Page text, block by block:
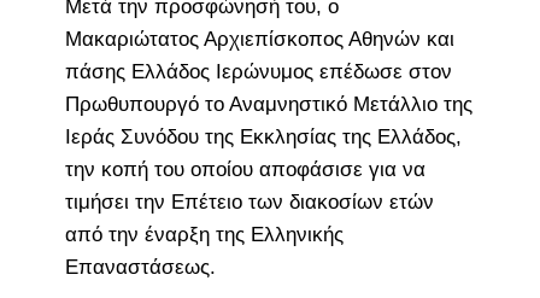
Μετά την προσφώνησή του, ο
Μακαριώτατος Αρχιεπίσκοπος Αθηνών και
πάσης Ελλάδος Ιερώνυμος επέδωσε στον
Πρωθυπουργό το Αναμνηστικό Μετάλλιο της
Ιεράς Συνόδου της Εκκλησίας της Ελλάδος,
την κοπή του οποίου αποφάσισε για να
τιμήσει την Επέτειο των διακοσίων ετών
από την έναρξη της Ελληνικής
Επαναστάσεως.